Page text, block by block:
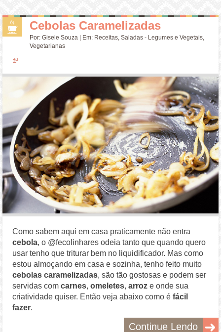
Cebolas Caramelizadas
Por:Gisele Souza | Em: Receitas,Saladas - Legumes e Vegetais,
Vegetarianas
Como sabem aqui em casa praticamente não entra
cebola, o @fecolinhares odeia tanto que quando quero
usar tenho que triturar bem no liquidificador. Mas como
estou almoçando em casa e sozinha, tenho feito muito
cebolas caramelizadas, são tão gostosas e podem ser
servidas comcarnes,omeletes,arroz e onde sua
criatividade quiser. Então veja abaixo como éfácil
fazer.
Continue Lendo